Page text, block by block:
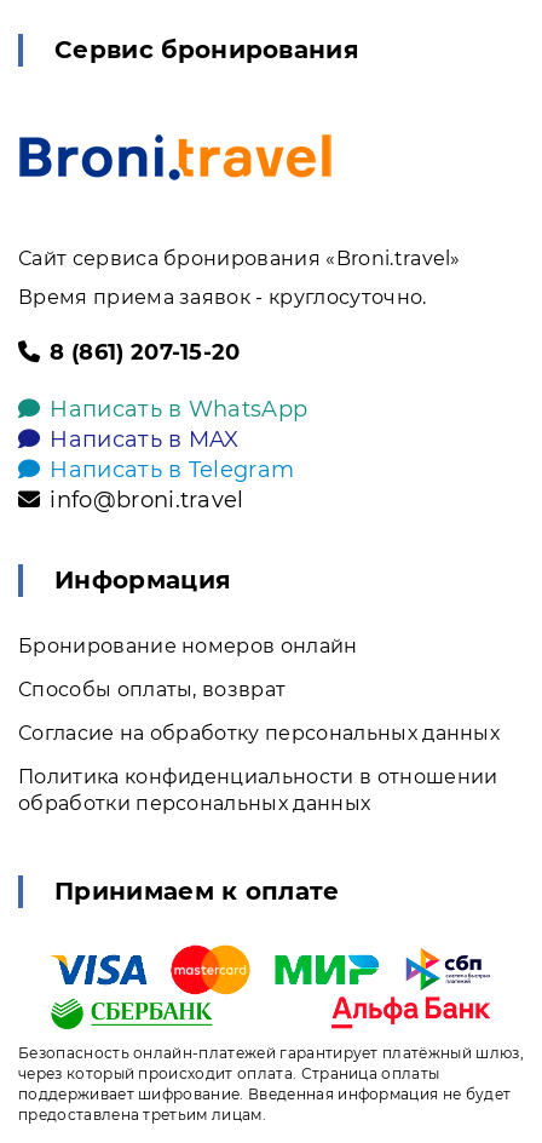
Сервис бронирования
Сайт сервиса бронирования «Broni.travel»
Время приема заявок - круглосуточно.
8 (861) 207-15-20
Написать в WhatsApp
Написать в MAX
Написать в Telegram
info@broni.travel
Информация
Бронирование номеров онлайн
Способы оплаты, возврат
Согласие на обработку персональных данных
Политика конфиденциальности в отношении
обработки персональных данных
Принимаем к оплате
Безопасность онлайн-платежей гарантирует платёжный шлюз,
через который происходит оплата. Страница оплаты
поддерживает шифрование. Введенная информация не будет
предоставлена третьим лицам.